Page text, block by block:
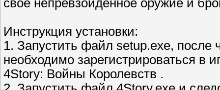
своё непревзойдённое оружие и
Инструкция установки:
1. Запустить файл setup.exe, после
необходимо зарегистрироваться в
4Story: Войны Королевств .